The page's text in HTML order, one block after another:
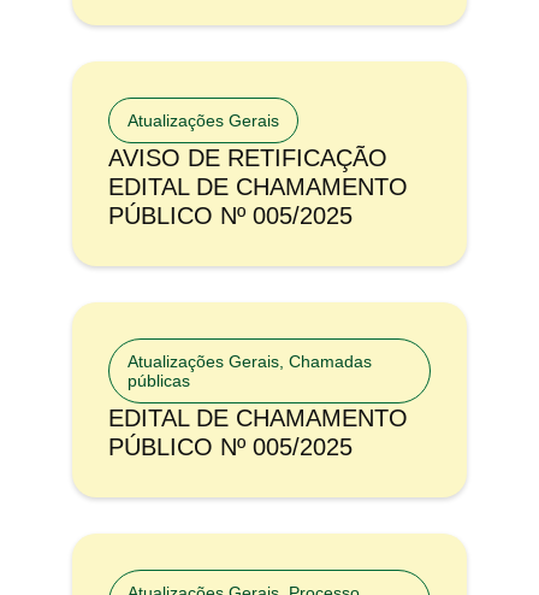
Atualizações Gerais
AVISO DE RETIFICAÇÃO
EDITAL DE CHAMAMENTO
PÚBLICO Nº 005/2025
Atualizações Gerais Chamadas
públicas
EDITAL DE CHAMAMENTO
PÚBLICO Nº 005/2025